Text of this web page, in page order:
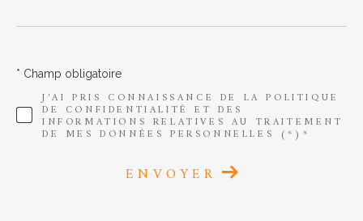
J'AI PRIS CONNAISSANCE DE LA POLITIQUE
DE CONFIDENTIALITÉ ET DES
INFORMATIONS RELATIVES AU TRAITEMENT
DE MES DONNÉES PERSONNELLES (*)*
* Champ obligatoire
ENVOYER
Parking Terrasse
FILTRER PAR